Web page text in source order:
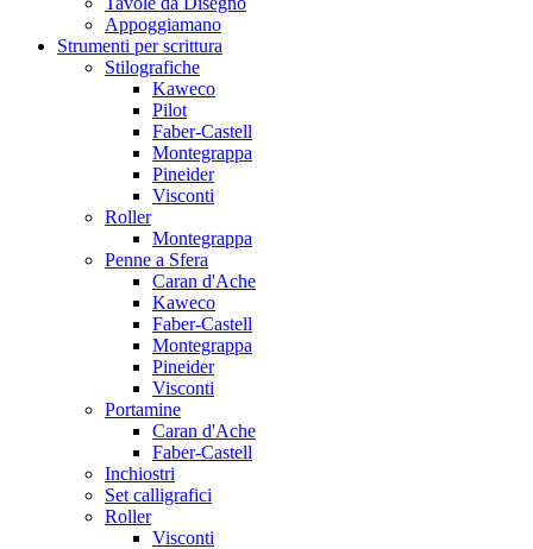
Appoggiamano
Strumenti per scrittura
Stilografiche
Kaweco
Pilot
Faber-Castell
Montegrappa
Pineider
Visconti
Roller
Montegrappa
Penne a Sfera
Caran d'Ache
Kaweco
Faber-Castell
Montegrappa
Pineider
Visconti
Portamine
Caran d'Ache
Faber-Castell
Inchiostri
Set calligrafici
Roller
Visconti